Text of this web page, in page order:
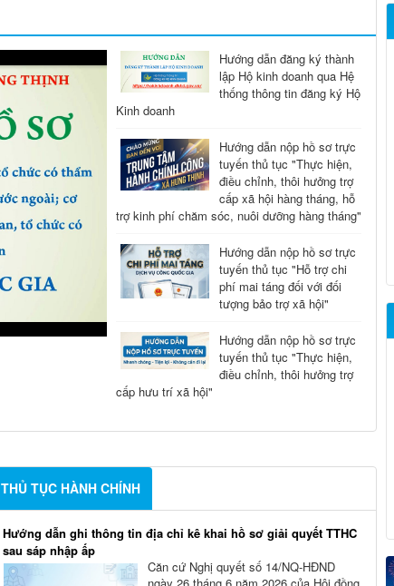
Hướng dẫn đăng ký thành
lập Hộ kinh doanh qua Hệ
thống thông tin đăng ký Hộ
Kinh doanh
Hướng dẫn nộp hồ sơ trực
tuyến thủ tục "Thực hiện,
điều chỉnh, thôi hưởng trợ
cấp xã hội hàng tháng, hỗ
trợ kinh phí chăm sóc, nuôi dưỡng hàng tháng"
Hướng dẫn nộp hồ sơ trực
tuyến thủ tục "Hỗ trợ chi
phí mai táng đối với đối
tượng bảo trợ xã hội"
Hướng dẫn nộp hồ sơ trực
tuyến thủ tục "Thực hiện,
điều chỉnh, thôi hưởng trợ
cấp hưu trí xã hội"
THỦ TỤC HÀNH CHÍNH
Hướng dẫn ghi thông tin địa chỉ kê khai hồ sơ giải quyết TTHC
sau sáp nhập ấp
Căn cứ Nghị quyết số 14/NQ-HĐND